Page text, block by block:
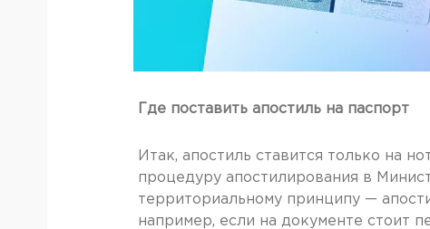
Где поставить апостиль на паспорт
Итак, апостиль ставится только на
процедуру апостилирования в
территориальному принципу —
например, если на документе стоит